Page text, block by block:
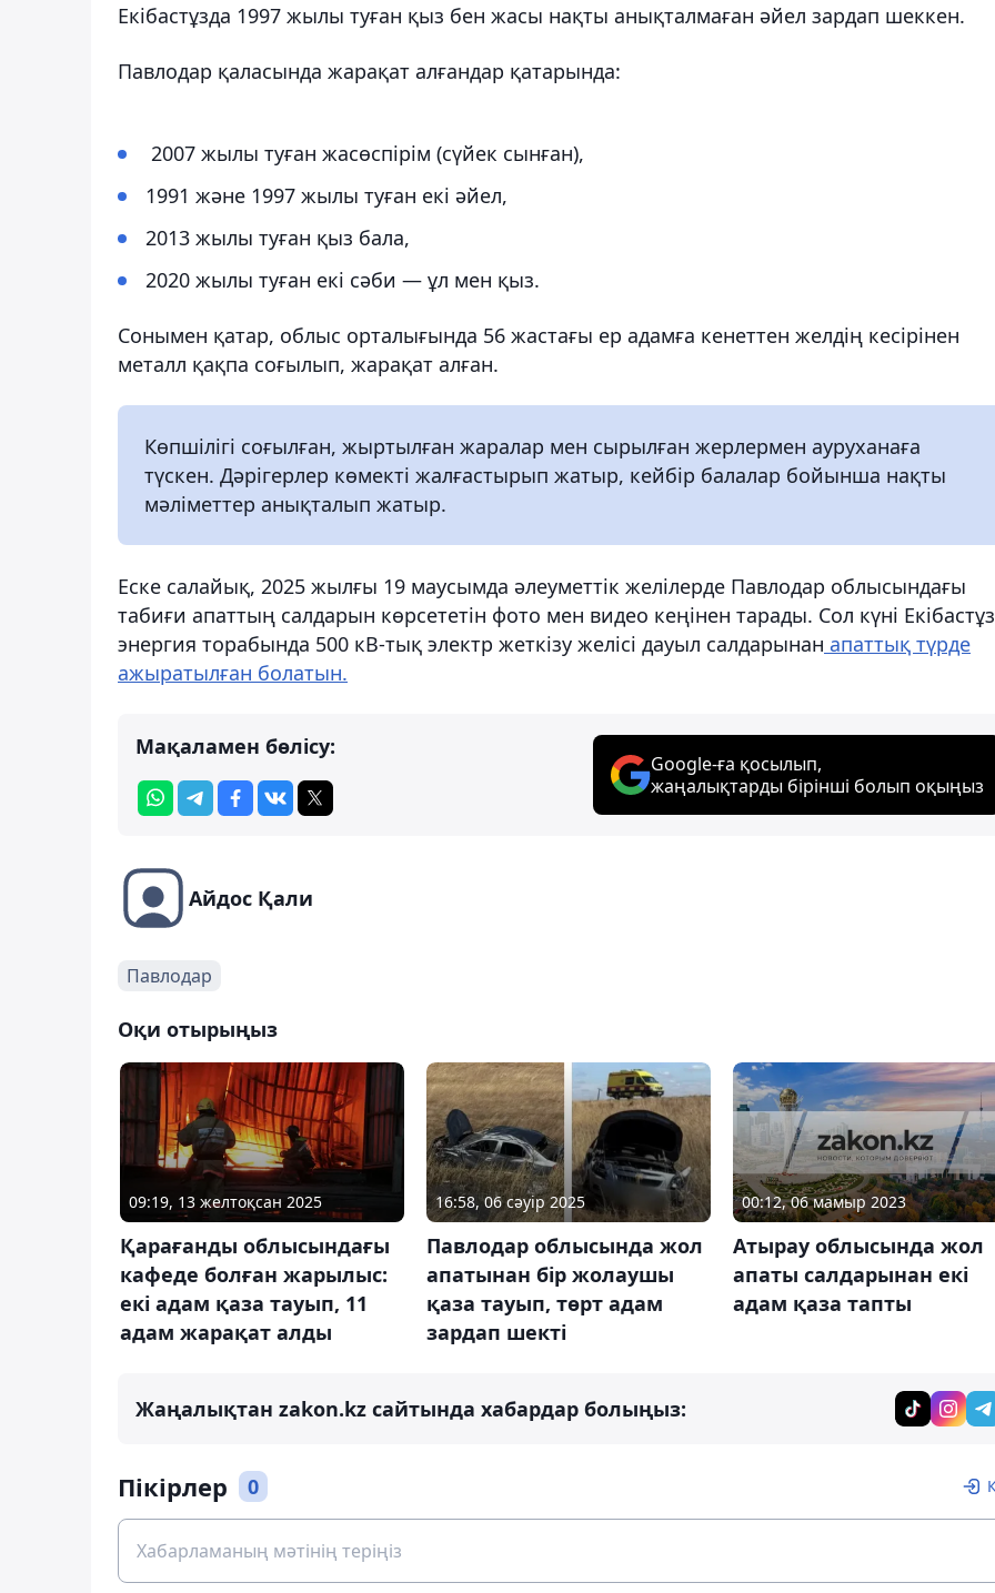
Екібастұзда 1997 жылы туған қыз бен жасы нақты анықталмаған әйел зардап шеккен.
Павлодар қаласында жарақат алғандар қатарында:
2007 жылы туған жасөспірім (сүйек сынған),
1991 және 1997 жылы туған екі әйел,
2013 жылы туған қыз бала,
2020 жылы туған екі сәби — ұл мен қыз.
Сонымен қатар, облыс орталығында 56 жастағы ер адамға кенеттен желдің кесірінен
металл қақпа соғылып, жарақат алған.
Көпшілігі соғылған, жыртылған жаралар мен сырылған жерлермен ауруханаға
түскен. Дәрігерлер көмекті жалғастырып жатыр, кейбір балалар бойынша нақты
мәліметтер анықталып жатыр.
Еске салайық, 2025 жылғы 19 маусымда әлеуметтік желілерде Павлодар облысындағы
табиғи апаттың салдарын көрсететін фото мен видео кеңінен тарады. Сол күні Екібастұз
энергия торабында 500 кВ-тық электр жеткізу желісі дауыл салдарынан апаттық түрде
ажыратылған болатын.
Мақаламен бөлісу:
Google-ға қосылып,
жаңалықтарды бірінші болып оқыңыз
Айдос Қали
Павлодар
Оқи отырыңыз
09:19, 13 желтоқсан 2025
Қарағанды облысындағы
кафеде болған жарылыс:
екі адам қаза тауып, 11
адам жарақат алды
16:58, 06 сәуір 2025
Павлодар облысында жол
апатынан бір жолаушы
қаза тауып, төрт адам
зардап шекті
00:12, 06 мамыр 2023
Атырау облысында жол
апаты салдарынан екі
адам қаза тапты
Жаңалықтан zakon.kz сайтында хабардар болыңыз:
Пікірлер 0